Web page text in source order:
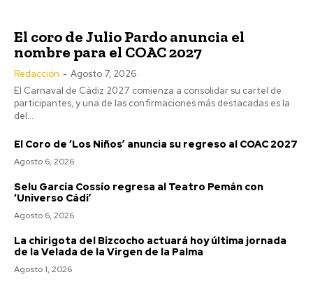
Trofeo
Agosto 8, 2026
Jerez: Las obras de mejora en la barriada Olivar de
Rivero entran en su fase final
Agosto 8, 2026
de Ceuta
Agosto 7, 2026
El coro de Julio Pardo anuncia el
nombre para el COAC 2027
Redacción - Agosto 7, 2026
El Carnaval de Cádiz 2027 comienza a consolidar su cartel de
participantes, y una de las confirmaciones más destacadas es la
del...
El Coro de ‘Los Niños’ anuncia su regreso al COAC 2027
Agosto 6, 2026
Selu García Cossío regresa al Teatro Pemán con
‘Universo Cádi’
Agosto 6, 2026
La chirigota del Bizcocho actuará hoy última jornada
de la Velada de la Virgen de la Palma
Agosto 1, 2026